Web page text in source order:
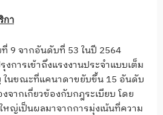
กา
9 จากอันดับที่ 53 ในปี 2564
งการเข้าถึงแรงงานประจำแบบเต็ม
ในขณะที่แคนาดาขยับขึ้น 15 อันดับ
จากเกี่ยวข้องกับกฎระเบียบ โดย
หญ่เป็นผลมาจากการมุ่งเน้นที่ความ